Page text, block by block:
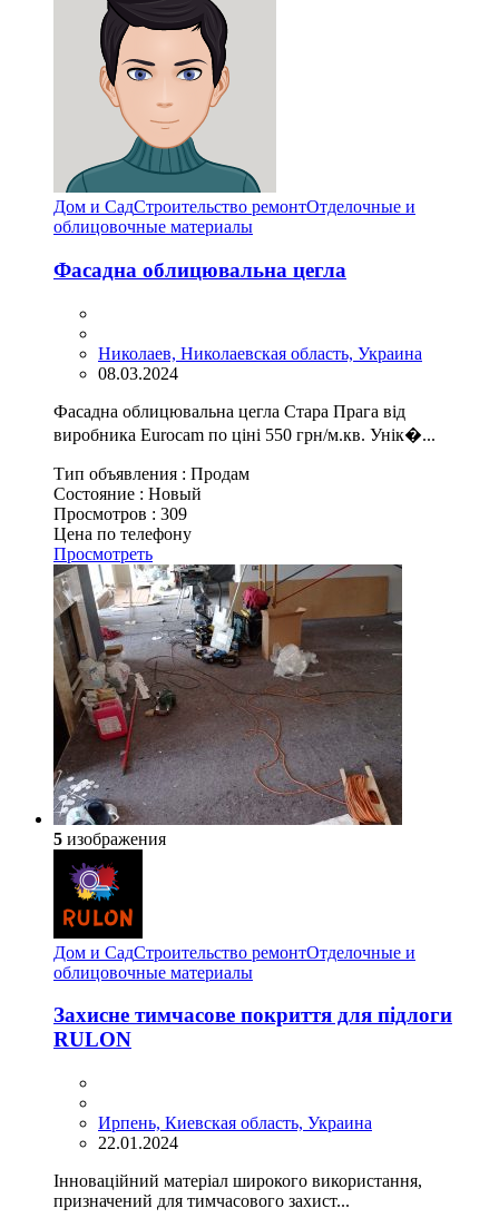
Дом и СадСтроительство ремонтОтделочные и
облицовочные материалы
Фасадна облицювальна цегла
Николаев, Николаевская область, Украина
08.03.2024
Фасадна облицювальна цегла Стара Прага від
виробника Eurocam по ціні 550 грн/м.кв. Унік�...
Тип объявления : Продам
Состояние : Новый
Просмотров : 309
Цена по телефону
Просмотреть
5 изображения
Дом и СадСтроительство ремонтОтделочные и
облицовочные материалы
Захисне тимчасове покриття для підлоги
RULON
Ирпень, Киевская область, Украина
22.01.2024
Інноваційний матеріал широкого використання,
призначений для тимчасового захист...